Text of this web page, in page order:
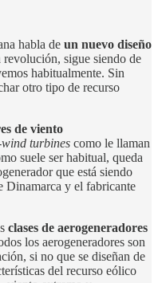
habla de un nuevo diseño
revolución, sigue siendo de
habitualmente. Sin
otro tipo de recurso
de viento
turbines como le llaman
suele ser habitual, queda
que está siendo
Dinamarca y el fabricante
clases de aerogeneradores
los aerogeneradores son
si no que se diseñan de
del recurso eólico